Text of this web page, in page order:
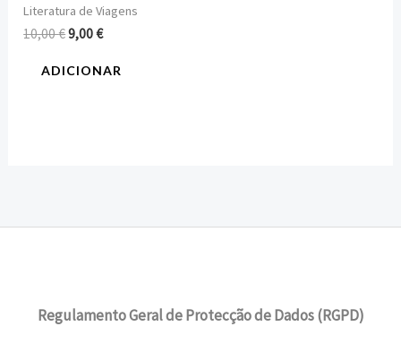
Literatura de Viagens
10,00€9,00€
ADICIONAR
Regulamento Geral de Protecção de Dados (RGPD)